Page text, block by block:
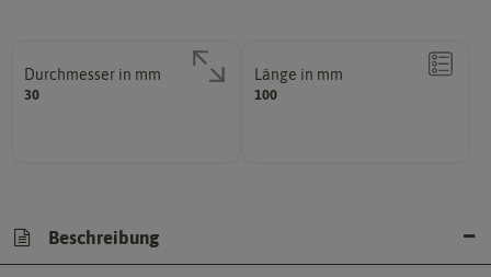
Durchmesser in mm
30
Länge in mm
100
Beschreibung